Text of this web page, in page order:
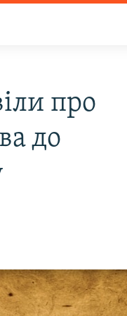
про
до